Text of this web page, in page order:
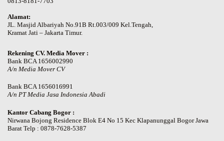
Alamat:
JL. Masjid Albariyah No.91B Rt.003/009 Kel.Tengah,
Kramat Jati – Jakarta Timur.
Rekening CV. Media Mover :
Bank BCA 1656002990
A/n Media Mover CV
Bank BCA 1656016991
A/n PT Media Jasa Indonesia Abadi
Kantor Cabang Bogor :
Nirwana Bojong Residence Blok E4 No 15 Kec Klapanunggal Bogor Jawa
Barat Telp : 0878-7628-5387